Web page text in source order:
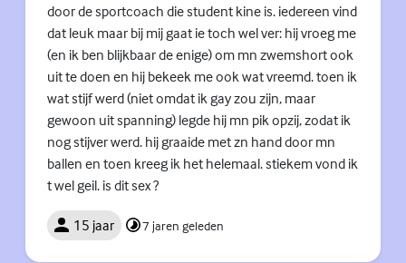
door de sportcoach die student kine is. iedereen vind
dat leuk maar bij mij gaat ie toch wel ver: hij vroeg me
(en ik ben blijkbaar de enige) om mn zwemshort ook
uit te doen en hij bekeek me ook wat vreemd. toen ik
wat stijf werd (niet omdat ik gay zou zijn, maar
gewoon uit spanning) legde hij mn pik opzij, zodat ik
nog stijver werd. hij graaide met zn hand door mn
ballen en toen kreeg ik het helemaal. stiekem vond ik
t wel geil. is dit sex ?
15 jaar 7 jaren geleden